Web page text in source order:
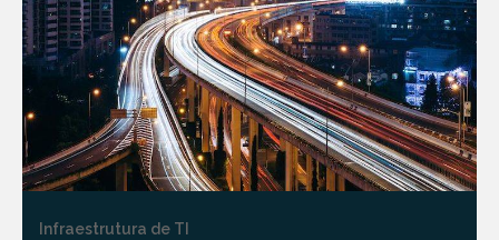
Infraestrutura de TI